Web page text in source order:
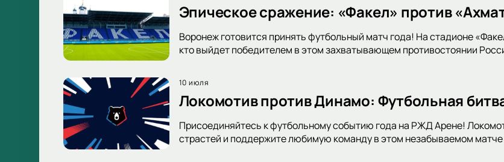
Эпическое сражение: «Факел» против
Воронеж готовится принять футбольный матч года! На стадионе
кто выйдет победителем в этом захватывающем противостоянии
10 июля
Локомотив против Динамо: Футбольная
Присоединяйтесь к футбольному событию года на РЖД Арене!
страстей и поддержите любимую команду в этом незабываемом